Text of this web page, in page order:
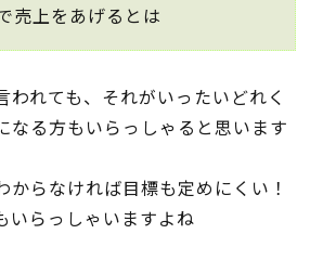
売上をあげるとは
われても、それがいったいどれく
なる方もいらっしゃると思います
からなければ目標も定めにくい！
いらっしゃいますよね